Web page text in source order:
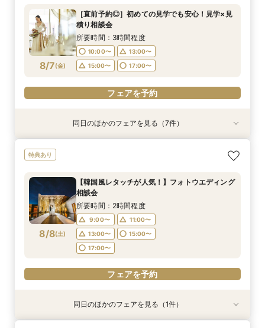
8/7(金)
［直前予約◎］初めての見学でも安心！見学×見
積り相談会
所要時間：3時間程度
10:00〜
13:00〜
15:00〜
17:00〜
フェアを予約
8/7(金)
【直前予約◎】初めての見学でも安心！見学×見
10:00〜
15:00〜
17:00〜
フェアを予約
8/7(金)
［タイパ重視］90分で相談会＆館内見学フェア
10:00〜
13:00〜
15:00〜
19:00〜
フェアを予約
8/7(金)
☆【衣裳重視】ドレスサロンでの試着メインフェ
10:00〜
16:00〜
フェアを予約
8/7(金)
［韓国風レタッチが人気！］フォトウエディング
10:00〜
14:00〜
16:00〜
18:00〜
フェアを予約
特典あり
8/7(金)
10:00〜
フェアを予約
特典あり
8/7(金)
［★平日限定★］全館ゆったり見学×絶品ランチ
10:00〜
フェアを予約
特典あり
8/7(金)
平日【予算も安心◎】6ヶ月以内★マタニティ＆
10:00〜
フェアを予約
同日のほかのフェアを見る（7件）
特典あり
8/8(土)
【韓国風レタッチが人気！】フォトウエディング
相談会
所要時間：2時間程度
9:00〜
11:00〜
13:00〜
15:00〜
17:00〜
フェアを予約
同日のほかのフェアを見る（1件）